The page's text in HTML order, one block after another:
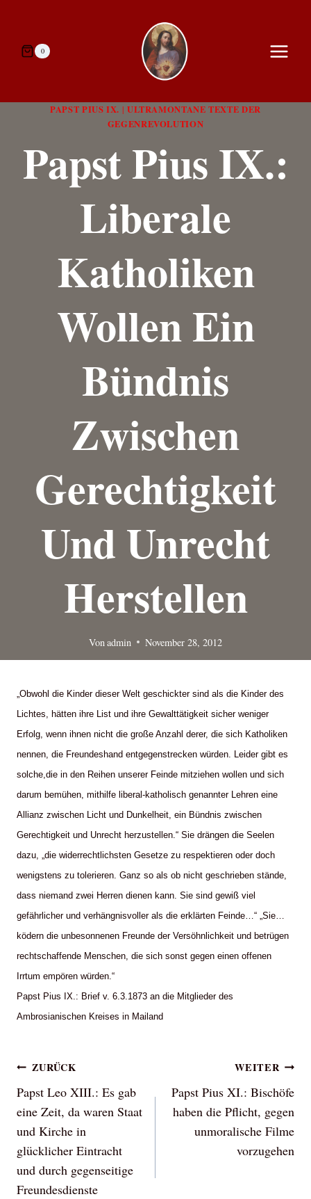
springen0
PAPST PIUS IX. | ULTRAMONTANE TEXTE DER
GEGENREVOLUTION
Papst Pius IX.:
Liberale
Katholiken
Wollen Ein
Bündnis
Zwischen
Gerechtigkeit
Und Unrecht
Herstellen
Von admin November 28, 2012
„Obwohl die Kinder dieser Welt geschickter sind als die Kinder des
Lichtes, hätten ihre List und ihre Gewalttätigkeit sicher weniger
Erfolg, wenn ihnen nicht die große Anzahl derer, die sich Katholiken
nennen, die Freundeshand entgegenstrecken würden. Leider gibt es
solche,die in den Reihen unserer Feinde mitziehen wollen und sich
darum bemühen, mithilfe liberal-katholisch genannter Lehren eine
Allianz zwischen Licht und Dunkelheit, ein Bündnis zwischen
Gerechtigkeit und Unrecht herzustellen.“ Sie drängen die Seelen
dazu, „die widerrechtlichsten Gesetze zu respektieren oder doch
wenigstens zu tolerieren. Ganz so als ob nicht geschrieben stände,
dass niemand zwei Herren dienen kann. Sie sind gewiß viel
gefährlicher und verhängnisvoller als die erklärten Feinde…“ „Sie…
ködern die unbesonnenen Freunde der Versöhnlichkeit und betrügen
rechtschaffende Menschen, die sich sonst gegen einen offenen
Irrtum empören würden.“
Papst Pius IX.: Brief v. 6.3.1873 an die Mitglieder des
Ambrosianischen Kreises in Mailand
Beitragsnavigation
ZURÜCK
Papst Leo XIII.: Es gab
eine Zeit, da waren Staat
und Kirche in
glücklicher Eintracht
und durch gegenseitige
Freundesdienste
WEITER
Papst Pius XI.: Bischöfe
haben die Pflicht, gegen
unmoralische Filme
vorzugehen